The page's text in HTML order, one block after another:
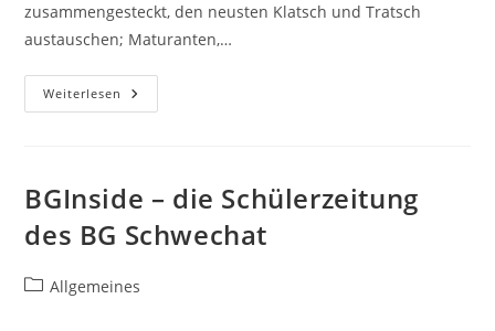
zusammengesteckt, den neusten Klatsch und Tratsch
austauschen; Maturanten,…
Weiterlesen Schule
In
BGInside – die Schülerzeitung
des BG Schwechat
Beitrags-
Allgemeines